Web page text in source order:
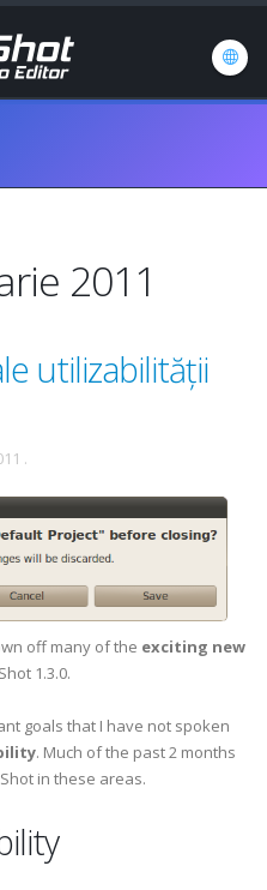
2011
utilizabilității
.
off many of the exciting new
1.3.0.
goals that I have not spoken
. Much of the past 2 months
in these areas.